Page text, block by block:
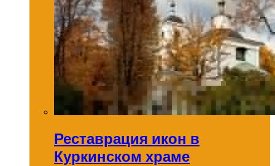
Реставрация икон в
Куркинском храме